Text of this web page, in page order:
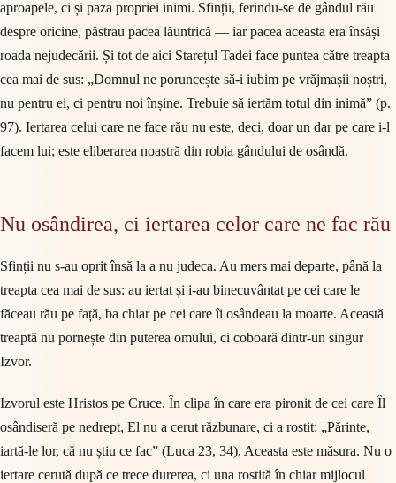
aproapele, ci și paza propriei inimi. Sfinții, ferindu-se de gândul rău
despre oricine, păstrau pacea lăuntrică — iar pacea aceasta era însăși
roada nejudecării. Și tot de aici Starețul Tadei face puntea către treapta
cea mai de sus: „Domnul ne poruncește să-i iubim pe vrăjmașii noștri,
nu pentru ei, ci pentru noi înșine. Trebuie să iertăm totul din inimă” (p.
97). Iertarea celui care ne face rău nu este, deci, doar un dar pe care i-l
facem lui; este eliberarea noastră din robia gândului de osândă.
Nu osândirea, ci iertarea celor care ne fac rău
Sfinții nu s-au oprit însă la a nu judeca. Au mers mai departe, până la
treapta cea mai de sus: au iertat și i-au binecuvântat pe cei care le
făceau rău pe față, ba chiar pe cei care îi osândeau la moarte. Această
treaptă nu pornește din puterea omului, ci coboară dintr-un singur
Izvor.
Izvorul este Hristos pe Cruce. În clipa în care era pironit de cei care Îl
osândiseră pe nedrept, El nu a cerut răzbunare, ci a rostit: „Părinte,
iartă-le lor, că nu știu ce fac” (Luca 23, 34). Aceasta este măsura. Nu o
iertare cerută după ce trece durerea, ci una rostită în chiar mijlocul